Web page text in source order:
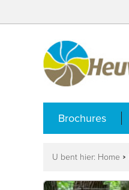
Brochures
U bent hier: Home